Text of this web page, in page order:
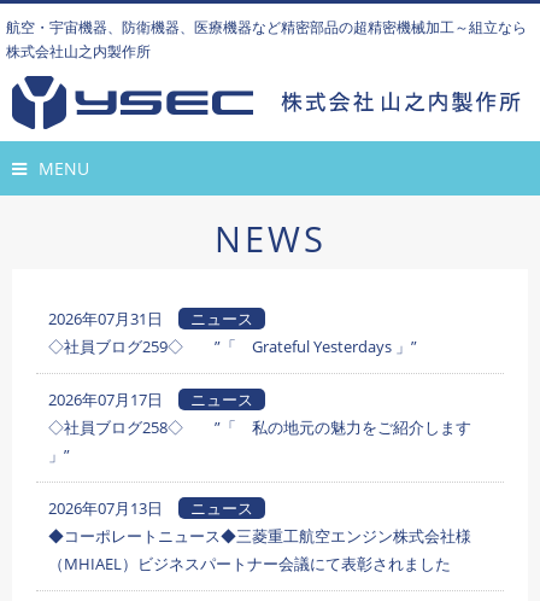
航空・宇宙機器、防衛機器、医療機器など精密部品の超精密機械加工～組立なら
株式会社山之内製作所
MENU
NEWS
2026年07月31日
ニュース
◇社員ブログ259◇ ”「 Grateful Yesterdays 」”
2026年07月17日
ニュース
◇社員ブログ258◇ ”「 私の地元の魅力をご紹介します
」”
2026年07月13日
ニュース
◆コーポレートニュース◆三菱重工航空エンジン株式会社様
（MHIAEL）ビジネスパートナー会議にて表彰されました